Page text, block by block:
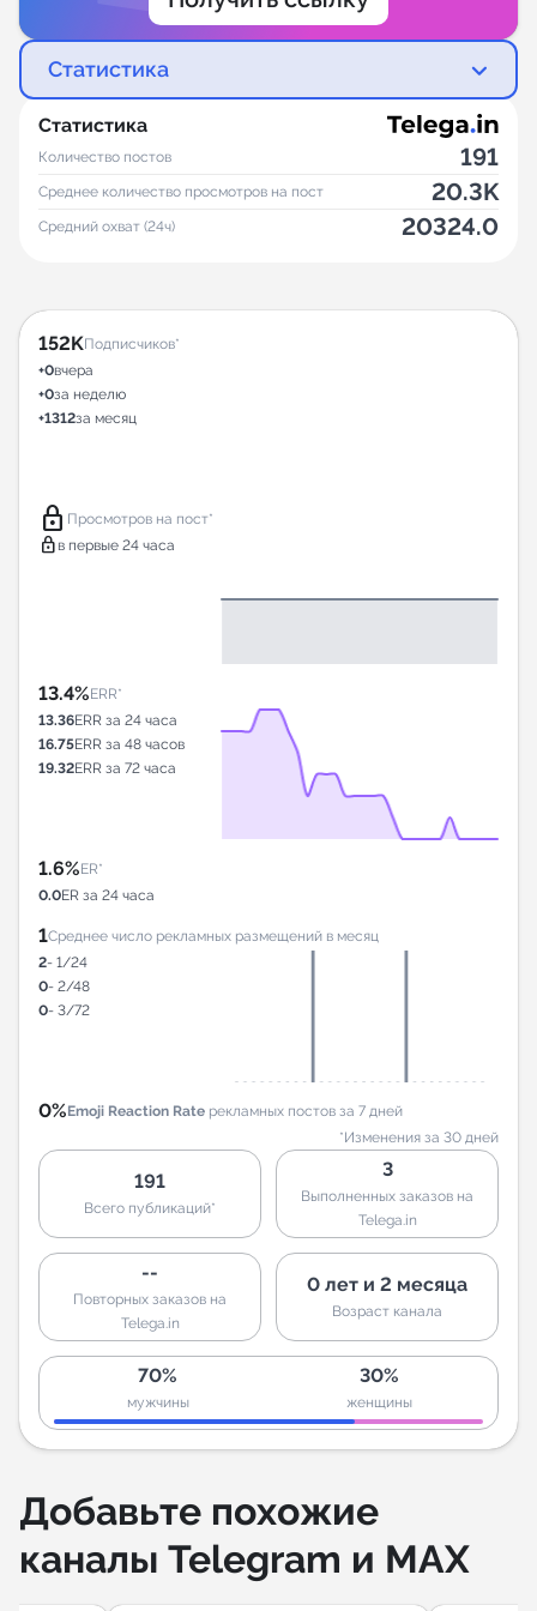
Статистика
Статистика
Количество постов 191
Среднее количество просмотров на пост 20.3K
Средний охват (24ч) 20324.0
152KПодписчиков*
+0вчера
+0за неделю
+1312за месяц
lock Просмотров на пост*
lock в первые 24 часа
13.4%ERR*
13.36ERR за 24 часа
16.75ERR за 48 часов
19.32ERR за 72 часа
1.6%ER*
0.0ER за 24 часа
1Среднее число рекламных размещений в месяц
2- 1/24
0- 2/48
0- 3/72
0%Emoji Reaction Rate рекламных постов за 7 дней
*Изменения за 30 дней
191
Всего публикаций*
3
Выполненных заказов на
Telega.in
--
Повторных заказов на
Telega.in
0 лет и 2 месяца
Возраст канала
70%
мужчины
30%
женщины
Добавьте похожие
каналы Telegram и MAX